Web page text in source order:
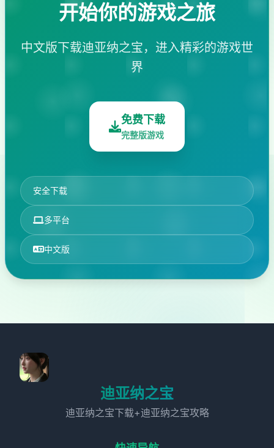
开始你的游戏之旅
中文版下载迪亚纳之宝，进入精彩的游戏世
界
免费下载
完整版游戏
安全下载
多平台
中文版
迪亚纳之宝
迪亚纳之宝下载+迪亚纳之宝攻略